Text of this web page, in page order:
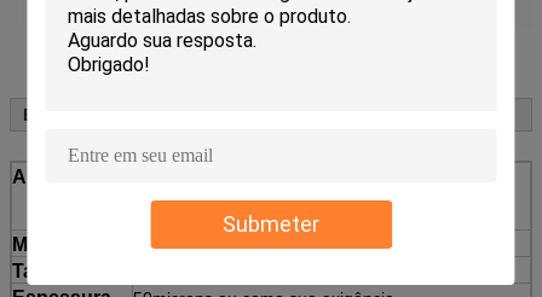
Submeter
Especificações:
Artigo
espécime de Stach do milho dos sacos
biodegradáveis Eco-amigáveis do Ziplock
Material Amido de milho
Tamanho